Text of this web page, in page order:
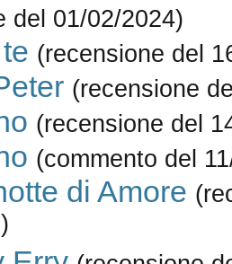
del 01/02/2024)
(recensione del
(recensione
(recensione del
(commento del
di Amore